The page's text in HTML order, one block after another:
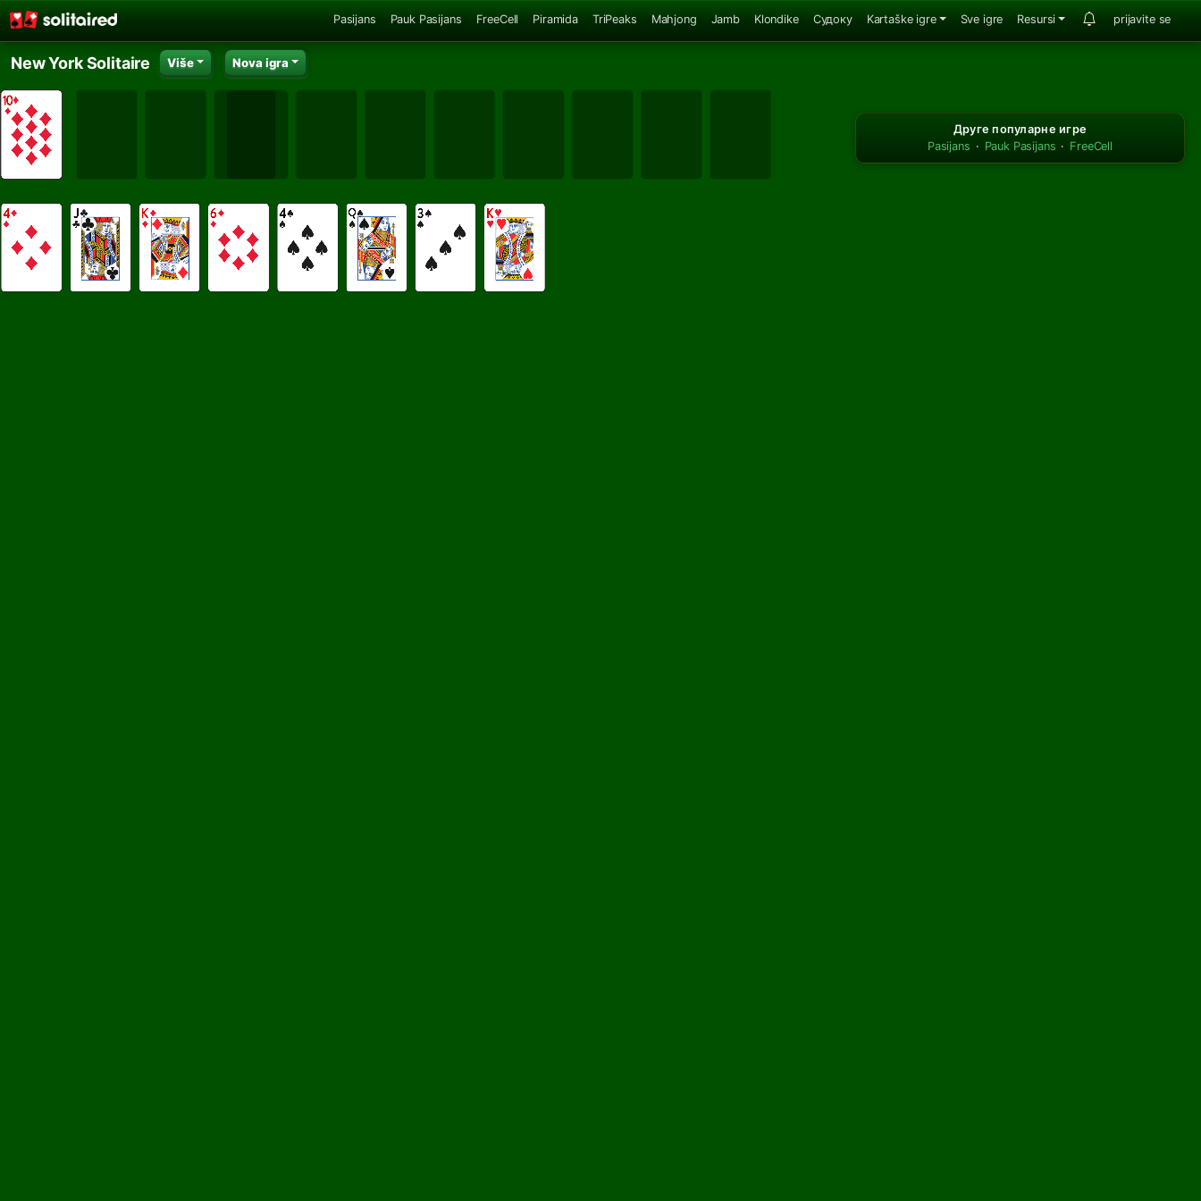
Pasijans Pauk Pasijans FreeCell Piramida TriPeaks Mahjong Jamb Klondike Судоку Kartaške igre Sve igre Resursi prijavite se
New York Solitaire Više Nova igra
Друге популарне игре
Pasijans · Pauk Pasijans · FreeCell